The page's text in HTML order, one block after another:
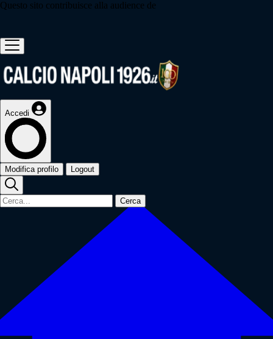
Questo sito contribuisce alla audience de
Accedi
Modifica profilo Logout
Cerca